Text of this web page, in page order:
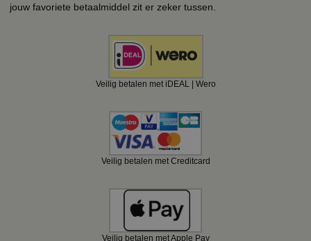
jouw favoriete betaalmiddel zit er zeker tussen.
Veilig betalen met iDEAL | Wero
Veilig betalen met Creditcard
Veilig betalen met Apple Pay